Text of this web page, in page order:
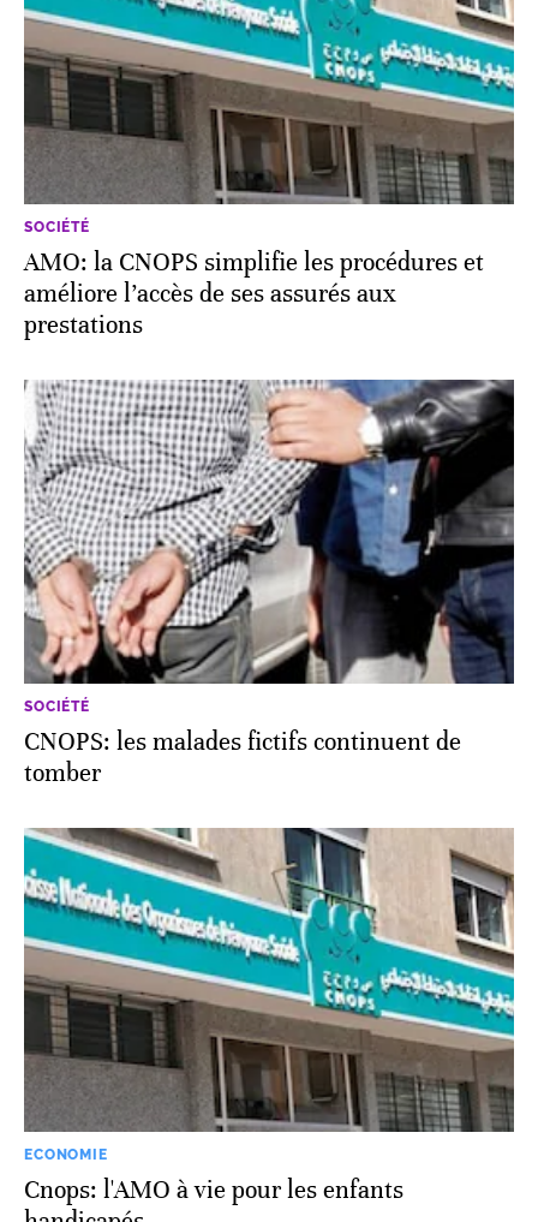
SOCIÉTÉ
AMO: la CNOPS simplifie les procédures et
améliore l’accès de ses assurés aux
prestations
SOCIÉTÉ
CNOPS: les malades fictifs continuent de
tomber
ECONOMIE
Cnops: l'AMO à vie pour les enfants